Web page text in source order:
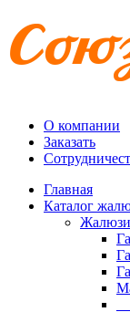
О компании
Заказать
Главная
Каталог